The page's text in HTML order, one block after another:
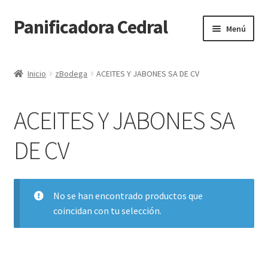
Ir
a
navegación
Ir
al
Panificadora Cedral Menú
Finalizar compra
Maite POS
Mi cuenta
Inicio zBodega ACEITES Y JABONES SA DE CV
ACEITES Y JABONES SA
DE CV
No se han encontrado productos que
coincidan con tu selección.